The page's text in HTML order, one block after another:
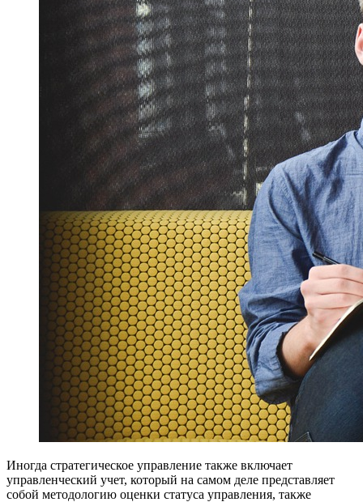
Иногда стратегическое управление также включает
управленческий учет, который на самом деле представляет
собой методологию оценки статуса управления, также